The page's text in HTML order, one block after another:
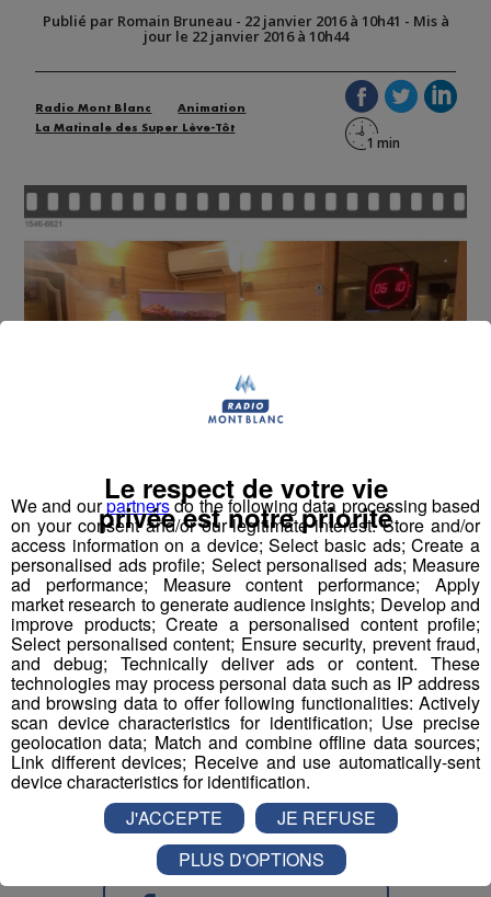
Publié par Romain Bruneau - 22 janvier 2016 à 10h41 - Mis à
jour le 22 janvier 2016 à 10h44
Radio Mont Blanc
Animation
La Matinale des Super Lève-Tôt
Ici vos messages pour Romain et Jessica, vous allez faire
quoi ce weekend ?
(Romain Bruneau)
Je vous souhaite un bon week, reposez-vous bien :) et a
vite sur Facebook ou Twitter (@romainbruneau)
We and ourpartnersdo the following data processing based
on your consent and/or our legitimate interest: Store and/or
access information on a device; Select basic ads; Create a
personalised ads profile; Select personalised ads; Measure
ad performance; Measure content performance; Apply
market research to generate audience insights; Develop and
improve products; Create a personalised content profile;
Select personalised content; Ensure security, prevent fraud,
and debug; Technically deliver ads or content. These
technologies may process personal data such as IP address
and browsing data to offer following functionalities: Actively
scan device characteristics for identification; Use precise
geolocation data; Match and combine offline data sources;
Link different devices; Receive and use automatically-sent
device characteristics for identification.
Le respect de votre vie
privée est notre priorité
J'ACCEPTE
JE REFUSE
PLUS D'OPTIONS